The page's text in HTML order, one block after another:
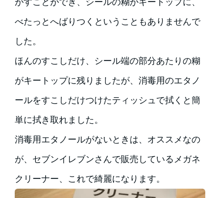
べたっとへばりつくということもありませんで
した。
ほんのすこしだけ、シール端の部分あたりの糊
がキートップに残りましたが、消毒用のエタノ
ールをすこしだけつけたティッシュで拭くと簡
単に拭き取れました。
消毒用エタノールがないときは、オススメなの
が、セブンイレブンさんで販売しているメガネ
クリーナー、これで綺麗になります。